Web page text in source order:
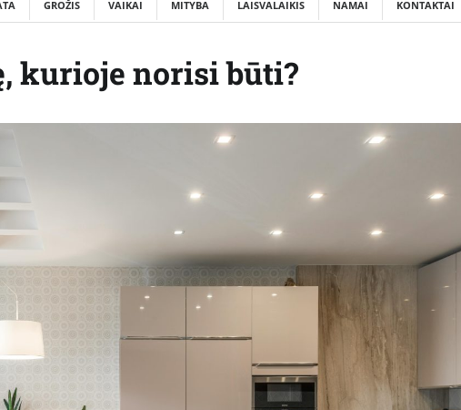
GROŽIS VAIKAI MITYBA LAISVALAIKIS NAMAI KONTAKTAI
kurioje norisi būti?